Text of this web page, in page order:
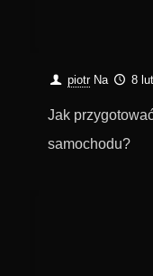
piotr Na 8
Jak
samochodu?